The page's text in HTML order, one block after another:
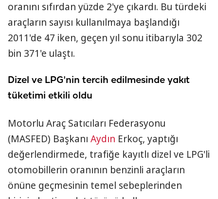
oranını sıfırdan yüzde 2'ye çıkardı. Bu türdeki
araçların sayısı kullanılmaya başlandığı
2011'de 47 iken, geçen yıl sonu itibarıyla 302
bin 371'e ulaştı.
Dizel ve LPG'nin tercih edilmesinde yakıt
tüketimi etkili oldu
Motorlu Araç Satıcıları Federasyonu
(MASFED) Başkanı Aydın Erkoç, yaptığı
değerlendirmede, trafiğe kayıtlı dizel ve LPG'li
otomobillerin oranının benzinli araçların
önüne geçmesinin temel sebeplerinden